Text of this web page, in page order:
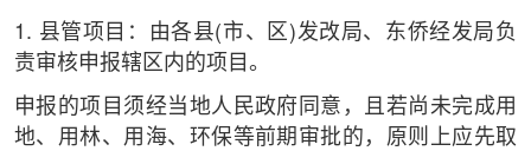
1. 县管项目：由各县(市、区)发改局、东侨经发局负
责审核申报辖区内的项目。
申报的项目须经当地人民政府同意，且若尚未完成用
地、用林、用海、环保等前期审批的，原则上应先取